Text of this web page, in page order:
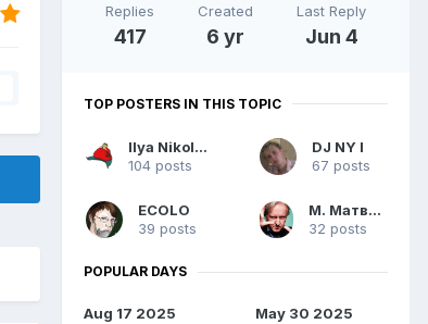
Replies
417
Created
6 yr
Last Reply
Jun 4
TOP POSTERS IN THIS TOPIC
Ilya Nikolaevich
104 posts
DJ NY I
67 posts
ECOLO
39 posts
М. Матвеев
32 posts
POPULAR DAYS
Aug 17 2025
May 30 2025